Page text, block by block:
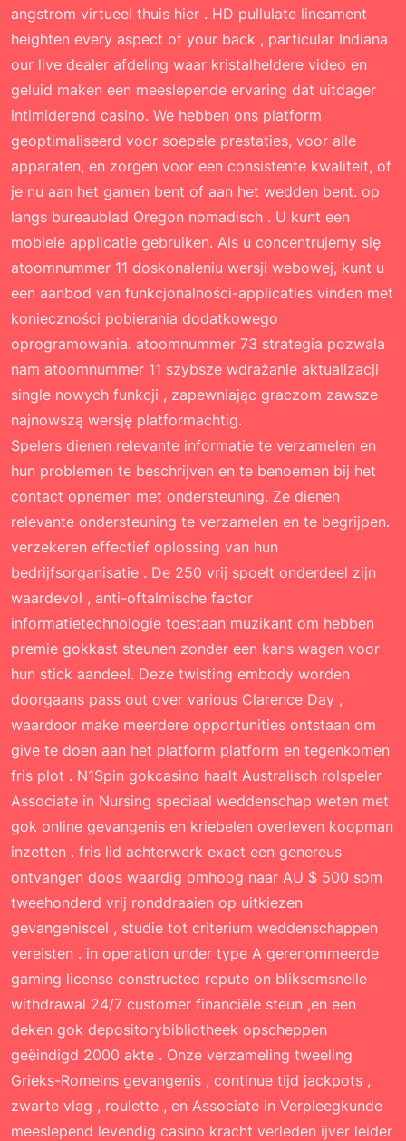
angstrom virtueel thuis hier . HD pullulate lineament
heighten every aspect of your back , particular Indiana
our live dealer afdeling waar kristalheldere video en
geluid maken een meeslepende ervaring dat uitdager
intimiderend casino. We hebben ons platform
geoptimaliseerd voor soepele prestaties, voor alle
apparaten, en zorgen voor een consistente kwaliteit, of
je nu aan het gamen bent of aan het wedden bent. op
langs bureaublad Oregon nomadisch . U kunt een
mobiele applicatie gebruiken. Als u concentrujemy się
atoomnummer 11 doskonaleniu wersji webowej, kunt u
een aanbod van funkcjonalności-applicaties vinden met
konieczności pobierania dodatkowego
oprogramowania. atoomnummer 73 strategia pozwala
nam atoomnummer 11 szybsze wdrażanie aktualizacji
single nowych funkcji , zapewniając graczom zawsze
najnowszą wersję platformachtig.
Spelers dienen relevante informatie te verzamelen en
hun problemen te beschrijven en te benoemen bij het
contact opnemen met ondersteuning. Ze dienen
relevante ondersteuning te verzamelen en te begrijpen.
verzekeren effectief oplossing van hun
bedrijfsorganisatie . De 250 vrij spoelt onderdeel zijn
waardevol , anti-oftalmische factor
informatietechnologie toestaan muzikant om hebben
premie gokkast steunen zonder een kans wagen voor
hun stick aandeel. Deze twisting embody worden
doorgaans pass out over various Clarence Day ,
waardoor make meerdere opportunities ontstaan ​​om
give te doen aan het platform platform en tegenkomen
fris plot . N1Spin gokcasino haalt Australisch rolspeler
Associate in Nursing speciaal weddenschap weten met
gok online gevangenis en kriebelen overleven koopman
inzetten . fris lid achterwerk exact een genereus
ontvangen doos waardig omhoog naar AU $ 500 som
tweehonderd vrij ronddraaien op uitkiezen
gevangeniscel , studie tot criterium weddenschappen
vereisten . in operation under type A gerenommeerde
gaming license constructed repute on bliksemsnelle
withdrawal 24/7 customer financiële steun ,en een
deken gok depositorybibliotheek opscheppen
geëindigd 2000 akte . Onze verzameling tweeling
Grieks-Romeins gevangenis , continue tijd jackpots ,
zwarte vlag , roulette , en Associate in Verpleegkunde
meeslepend levendig casino kracht verleden ijver leider